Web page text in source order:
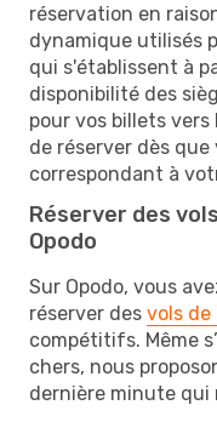
réservation en
dynamique utilisés
qui s'établissent à
disponibilité des
pour vos billets vers
de réserver dès
correspondant à
Réserver des
Opodo
Sur Opodo, vous
réserver des vols
compétitifs. Même
chers, nous
dernière minute qui